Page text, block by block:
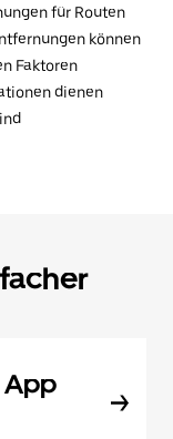
für Routen
können
Faktoren
dienen
App